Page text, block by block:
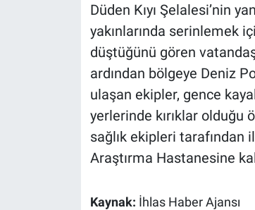
Düden Kıyı Şelalesi’nin
yakınlarında serinlemek
düştüğünü gören
ardından bölgeye Deniz
ulaşan ekipler, gence
yerlerinde kırıklar olduğu
sağlık ekipleri tarafından
Araştırma Hastanesine
Kaynak: İhlas Haber Ajansı